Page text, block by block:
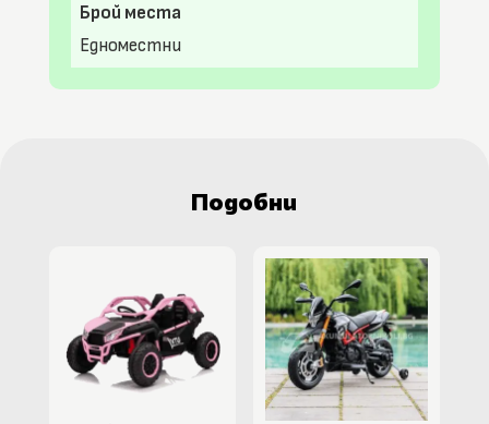
Брой места
Едноместни
Подобни